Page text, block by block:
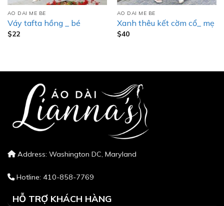
AO DAI ME BE
Váy tafta hồng _ bé
$22
AO DAI ME BE
Xanh thêu kết cờm cổ_ mẹ
$40
Address: Washington DC, Maryland
Hotline: 410-858-7769
HỖ TRỢ KHÁCH HÀNG